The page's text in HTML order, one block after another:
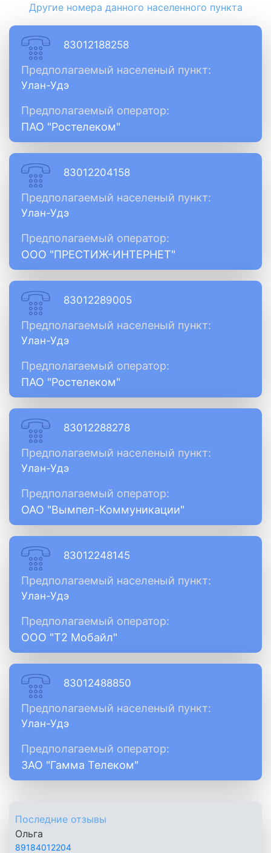
Другие номера данного населенного пункта
83012188258
Предполагаемый населеный пункт:
Улан-Удэ
Предполагаемый оператор:
ПАО "Ростелеком"
83012204158
Предполагаемый населеный пункт:
Улан-Удэ
Предполагаемый оператор:
ООО "ПРЕСТИЖ-ИНТЕРНЕТ"
83012289005
Предполагаемый населеный пункт:
Улан-Удэ
Предполагаемый оператор:
ПАО "Ростелеком"
83012288278
Предполагаемый населеный пункт:
Улан-Удэ
Предполагаемый оператор:
ОАО "Вымпел-Коммуникации"
83012248145
Предполагаемый населеный пункт:
Улан-Удэ
Предполагаемый оператор:
ООО "Т2 Мобайл"
83012488850
Предполагаемый населеный пункт:
Улан-Удэ
Предполагаемый оператор:
ЗАО "Гамма Телеком"
Последние отзывы
Ольга
89184012204